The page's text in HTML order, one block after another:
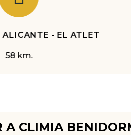
ESTACIÓN DE TREN
A CLIMIA